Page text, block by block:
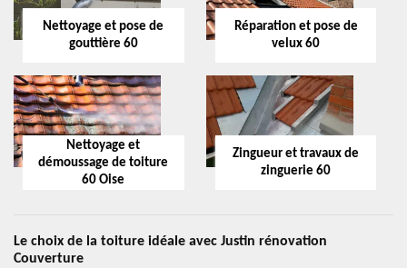
Nettoyage et pose de
gouttière 60
Réparation et pose de
velux 60
Nettoyage et
démoussage de toiture
60 Oise
Zingueur et travaux de
zinguerie 60
Le choix de la toiture idéale avec Justin rénovation
Couverture